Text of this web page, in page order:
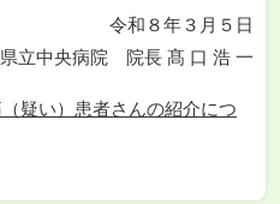
令和８年３月５日
立中央病院 院長 髙 口 浩 一
疑い）患者さんの紹介につ